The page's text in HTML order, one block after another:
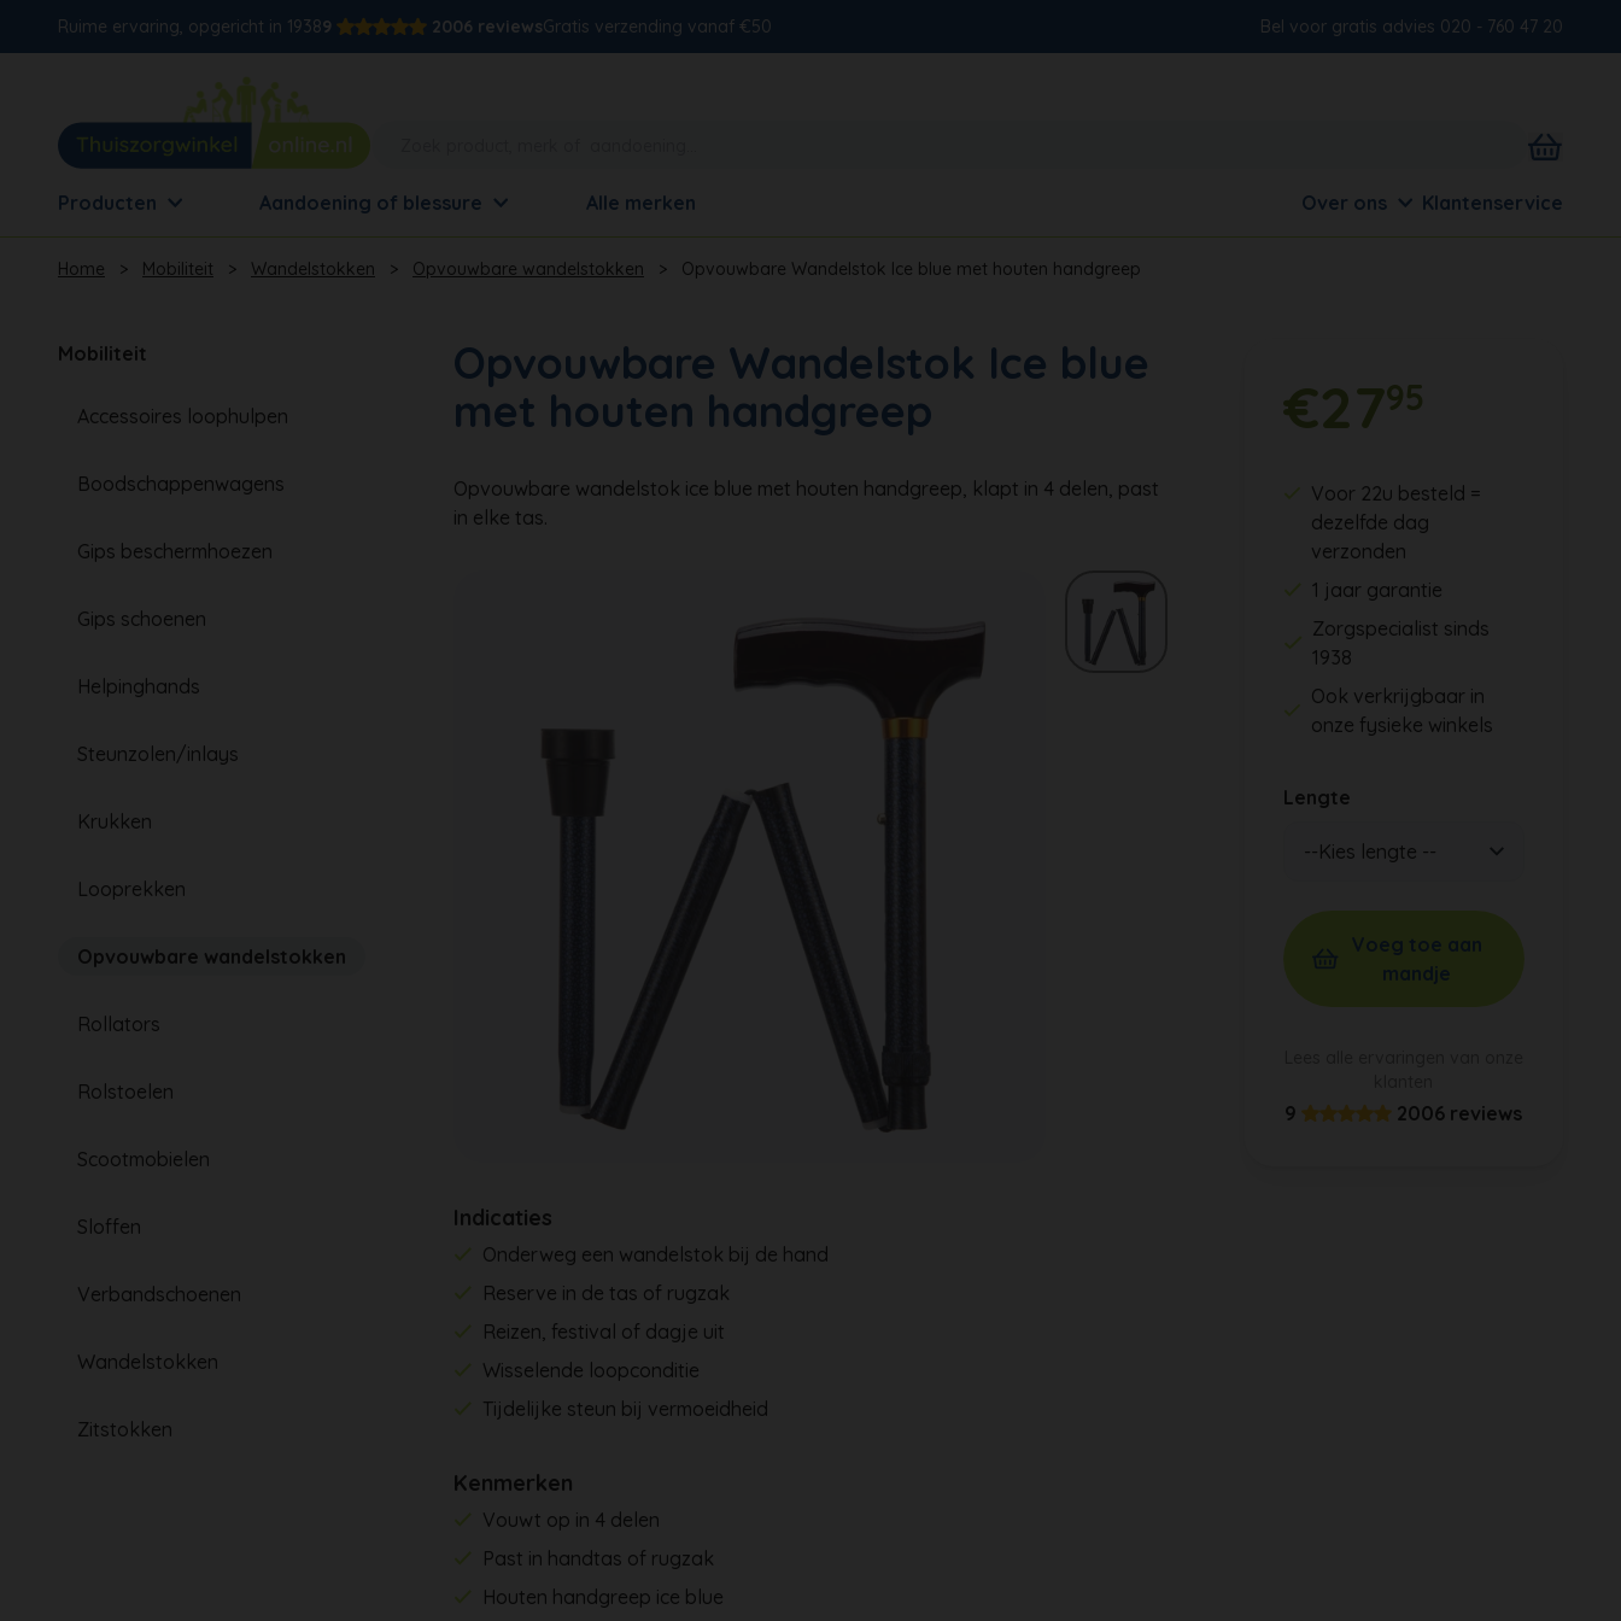
Ruime ervaring, opgericht in 19389 2006 reviewsGratis verzending vanaf €50 Bel voor gratis advies 020 - 760 47 20
Producten Aandoening of blessure Alle merken Over ons Klantenservice
Home > Mobiliteit > Wandelstokken > Opvouwbare wandelstokken > Opvouwbare Wandelstok Ice blue met houten handgreep
Mobiliteit
Accessoires loophulpen
Boodschappenwagens
Gips beschermhoezen
Gips schoenen
Helpinghands
Steunzolen/inlays
Krukken
Looprekken
Opvouwbare wandelstokken
Rollators
Rolstoelen
Scootmobielen
Sloffen
Verbandschoenen
Wandelstokken
Zitstokken
Opvouwbare Wandelstok Ice blue
met houten handgreep
Opvouwbare wandelstok ice blue met houten handgreep, klapt in 4 delen, past
in elke tas.
Indicaties
Onderweg een wandelstok bij de hand
Reserve in de tas of rugzak
Reizen, festival of dagje uit
Wisselende loopconditie
Tijdelijke steun bij vermoeidheid
Kenmerken
Vouwt op in 4 delen
Past in handtas of rugzak
Houten handgreep ice blue
€2795
Voor 22u besteld =
dezelfde dag
verzonden
1 jaar garantie
Zorgspecialist sinds
1938
Ook verkrijgbaar in
onze fysieke winkels
Lengte
9 2006 reviews